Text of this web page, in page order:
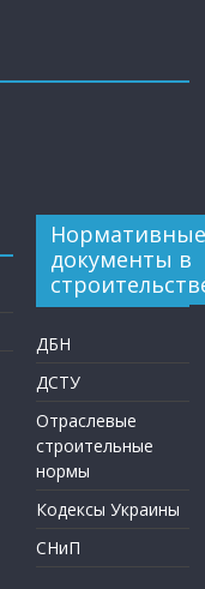
Нормативные
документы в
ДБН
ДСТУ
Отраслевые
строительные
нормы
Кодексы Украины
СНиП